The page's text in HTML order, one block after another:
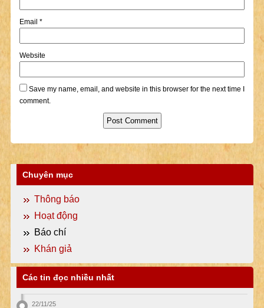
Email *
Website
Save my name, email, and website in this browser for the next time I
comment.
Chuyên mục
Thông báo
Hoạt động
Báo chí
Khán giả
Các tin đọc nhiều nhất
22/11/25